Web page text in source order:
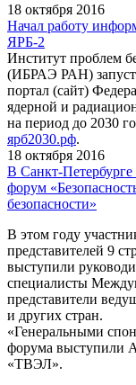
18 октября 2016
Начал работу
ЯРБ-2
Институт проблем
(ИБРАЭ РАН)
портал (сайт)
ядерной и
на период до 2030
ярб2030.рф.
18 октября 2016
В Санкт-
форум
безопасности»
В этом году
представителей 9
выступили
специалисты
представители
и других стран.
«Генеральными
форума выступили
«ТВЭЛ».